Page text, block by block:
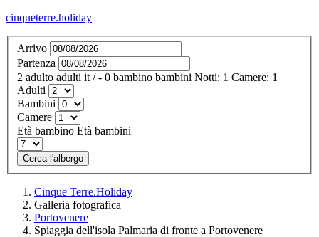
cinqueterre.holiday
Arrivo
Partenza
2 adulto adulti it / - 0 bambino bambini Notti: 1 Camere: 1
Adulti
Bambini
Camere
Età bambino Età bambini
Cerca l'albergo
Cinque Terre.Holiday
Galleria fotografica
Portovenere
Spiaggia dell'isola Palmaria di fronte a Portovenere